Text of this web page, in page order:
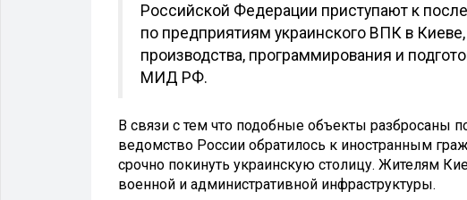
Российской Федерации приступают к
по предприятиям украинского ВПК в
производства, программирования и
МИД РФ.
В связи с тем что подобные объекты разбросаны
ведомство России обратилось к иностранным
срочно покинуть украинскую столицу. Жителям
военной и административной инфраструктуры.